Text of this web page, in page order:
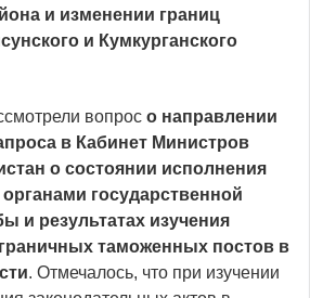
и изменении границ
и Кумкурганского
вопрос о направлении
в Кабинет Министров
о состоянии исполнения
государственной
и результатах изучения
таможенных постов в
. Отмечалось, что при изучении